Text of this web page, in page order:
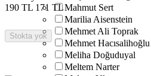
Mahmut Sert
Marilia Aisenstein
Mehmet Ali Toprak
Mehmet Hacısalihoğlu
Meliha Doğuduyal
Meltem Narter
190 TL 171 TL
Stokta yok